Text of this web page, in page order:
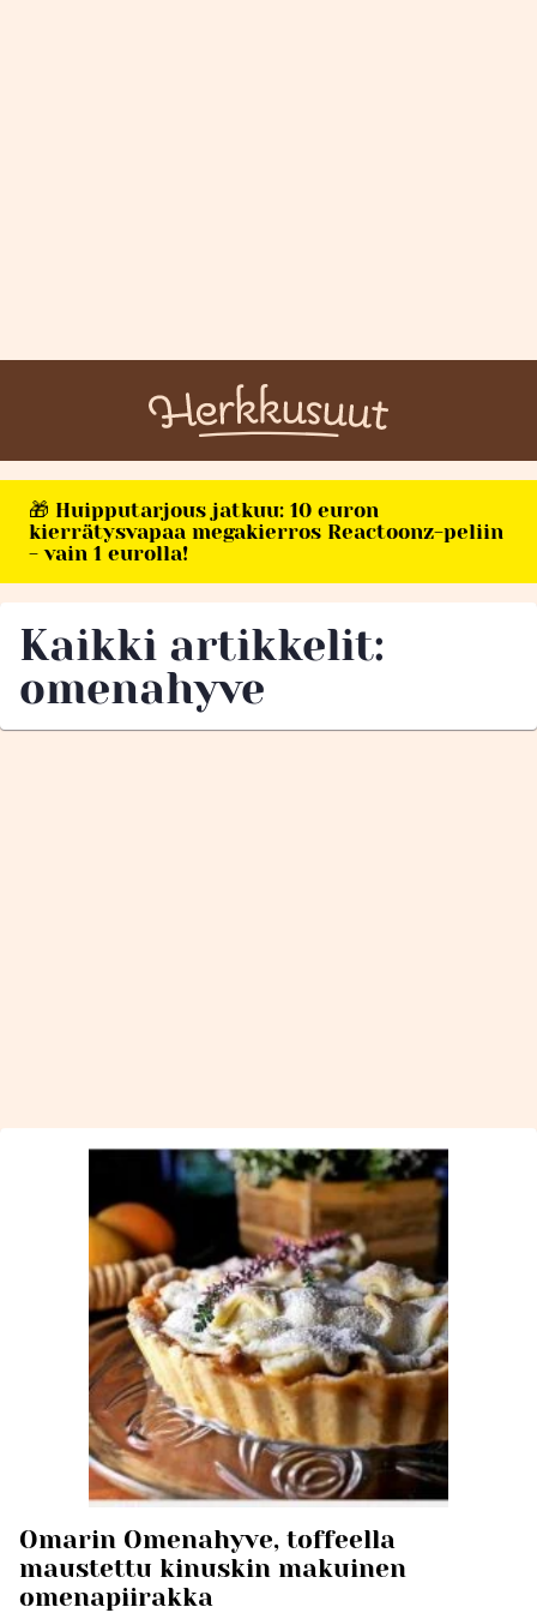
🎁 Huipputarjous jatkuu: 10 euron
kierrätysvapaa megakierros Reactoonz-peliin
- vain 1 eurolla!
Kaikki artikkelit:
omenahyve
Omarin Omenahyve, toffeella
maustettu kinuskin makuinen
omenapiirakka